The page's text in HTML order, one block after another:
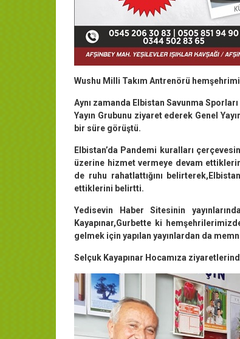
Wushu Milli Takım Antrenörü
Aynı zamanda Elbistan Savunma
Yayın Grubunu ziyaret ederek Genel
bir süre görüştü.
Elbistan’da Pandemi kuralları
üzerine hizmet vermeye devam
de ruhu rahatlattığını
ettiklerini belirtti.
Yedisevin Haber Sitesinin
Kayapınar,Gurbette ki
gelmek için yapılan yayınlardan da
Selçuk Kayapınar Hocamıza